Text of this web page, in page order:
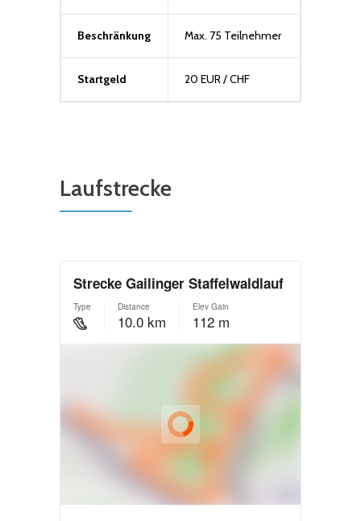
Beschränkung Max. 75 Teilnehmer
Startgeld 20 EUR / CHF
Laufstrecke